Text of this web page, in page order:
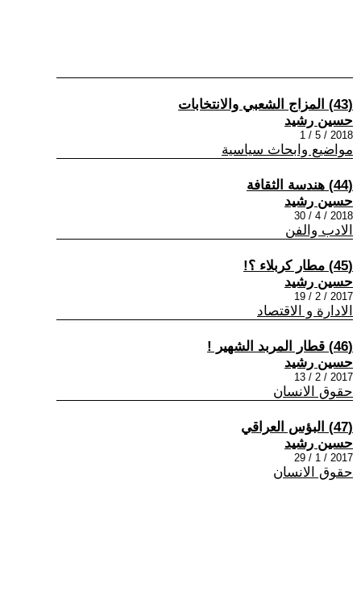
(43) المزاج الشعبي والانتخابات
حسين رشيد
2018 / 5 / 1
مواضيع وابحاث سياسية
(44) هندسة الثقافة
حسين رشيد
2018 / 4 / 30
الادب والفن
(45) مطار كربلاء ؟!
حسين رشيد
2017 / 2 / 19
الادارة و الاقتصاد
(46) قطار المربد الشهير !
حسين رشيد
2017 / 2 / 13
حقوق الانسان
(47) البؤس العراقي
حسين رشيد
2017 / 1 / 29
حقوق الانسان